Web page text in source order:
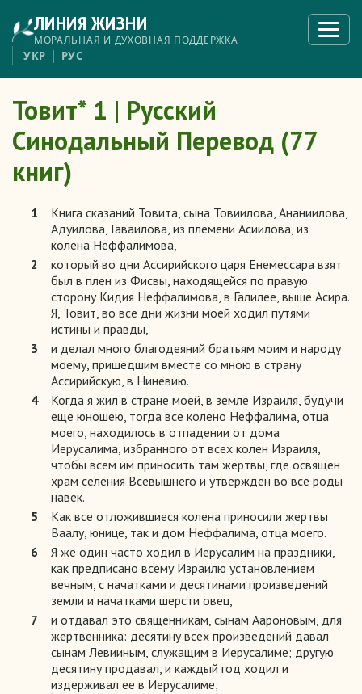
основному
содержанию
ЛИНИЯ ЖИЗНИ
МОРАЛЬНАЯ И ДУХОВНАЯ ПОДДЕРЖКА
меню
УКР РУС
Товит* 1 | Русский
Синодальный Перевод (77
книг)
1
Книга сказаний Товита, сына Товиилова, Ананиилова,
Адуилова, Гаваилова, из племени Асиилова, из
колена Неффалимова,
2
который во дни Ассирийского царя Енемессара взят
был в плен из Фисвы, находящейся по правую
сторону Кидия Неффалимова, в Галилее, выше Асира.
Я, Товит, во все дни жизни моей ходил путями
истины и правды,
3
и делал много благодеяний братьям моим и народу
моему, пришедшим вместе со мною в страну
Ассирийскую, в Ниневию.
4
Когда я жил в стране моей, в земле Израиля, будучи
еще юношею, тогда все колено Неффалима, отца
моего, находилось в отпадении от дома
Иерусалима, избранного от всех колен Израиля,
чтобы всем им приносить там жертвы, где освящен
храм селения Всевышнего и утвержден во все роды
навек.
5
Как все отложившиеся колена приносили жертвы
Ваалу, юнице, так и дом Неффалима, отца моего.
6
Я же один часто ходил в Иерусалим на праздники,
как предписано всему Израилю установлением
вечным, с начатками и десятинами произведений
земли и начатками шерсти овец,
7
и отдавал это священникам, сынам Аароновым, для
жертвенника: десятину всех произведений давал
сынам Левииным, служащим в Иерусалиме; другую
десятину продавал, и каждый год ходил и
издерживал ее в Иерусалиме;